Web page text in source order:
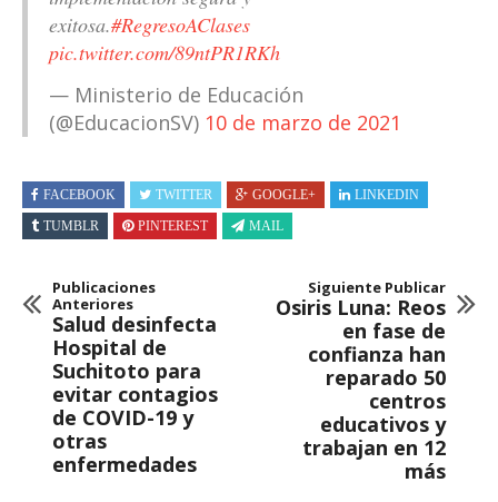
exitosa.#RegresoAClases
pic.twitter.com/89ntPR1RKh
— Ministerio de Educación
(@EducacionSV) 10 de marzo de 2021
FACEBOOK TWITTER GOOGLE+
LINKEDIN
TUMBLR
PINTEREST MAIL
Publicaciones
Anteriores
Salud desinfecta
Hospital de
Suchitoto para
evitar contagios
de COVID-19 y
otras
enfermedades
Siguiente Publicar
Osiris Luna: Reos
en fase de
confianza han
reparado 50
centros
educativos y
trabajan en 12
más